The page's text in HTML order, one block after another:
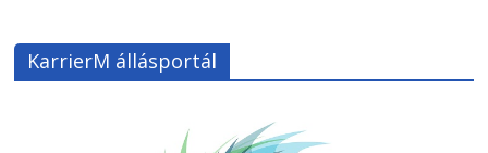
KarrierM állásportál